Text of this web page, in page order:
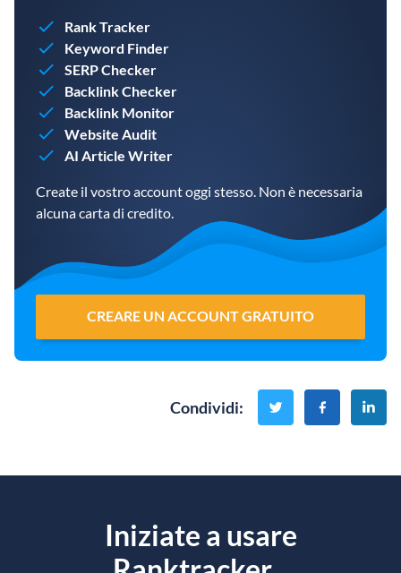
Rank Tracker
Keyword Finder
SERP Checker
Backlink Checker
Backlink Monitor
Website Audit
AI Article Writer
Create il vostro account oggi stesso. Non è necessaria
alcuna carta di credito.
CREARE UN ACCOUNT GRATUITO
Condividi:
Iniziate a usare